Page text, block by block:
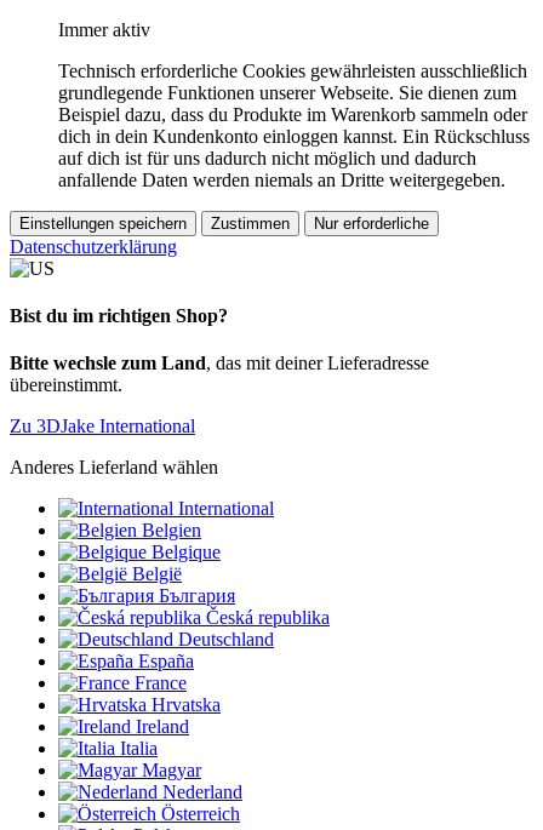
Immer aktiv
Technisch erforderliche Cookies gewährleisten ausschließlich
grundlegende Funktionen unserer Webseite. Sie dienen zum
Beispiel dazu, dass du Produkte im Warenkorb sammeln oder
dich in dein Kundenkonto einloggen kannst. Ein Rückschluss
auf dich ist für uns dadurch nicht möglich und dadurch
anfallende Daten werden niemals an Dritte weitergegeben.
Einstellungen speichern Zustimmen Nur erforderliche
Datenschutzerklärung
Bist du im richtigen Shop?
Bitte wechsle zum Land, das mit deiner Lieferadresse
übereinstimmt.
Zu 3DJake International
Anderes Lieferland wählen
International
Belgien
Belgique
België
България
Česká republika
Deutschland
España
France
Hrvatska
Ireland
Italia
Magyar
Nederland
Österreich